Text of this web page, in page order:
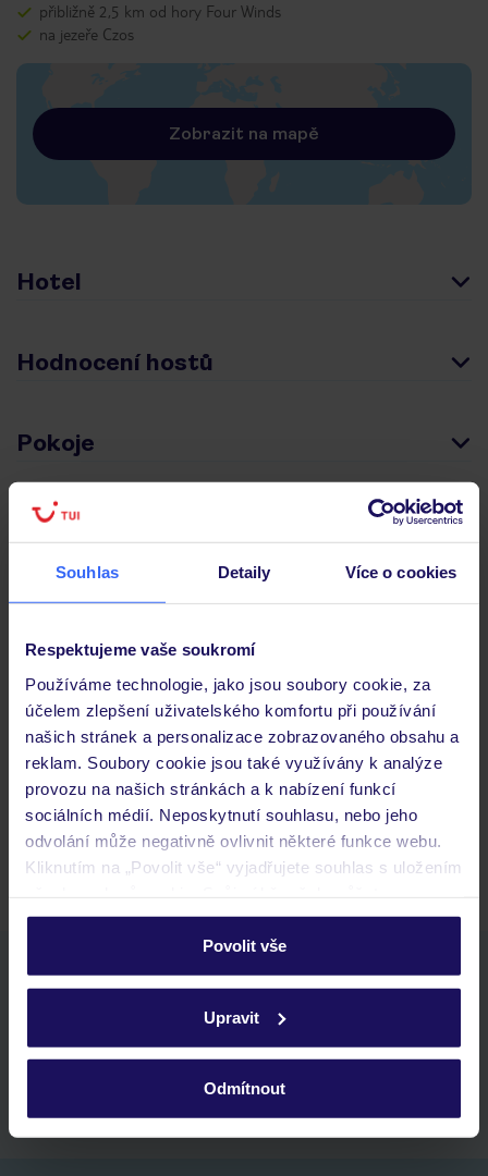
Souhlas Detaily Více o cookies
Respektujeme vaše soukromí
Používáme technologie, jako jsou soubory cookie, za
účelem zlepšení uživatelského komfortu při používání
našich stránek a personalizace zobrazovaného obsahu a
reklam. Soubory cookie jsou také využívány k analýze
provozu na našich stránkách a k nabízení funkcí
sociálních médií. Neposkytnutí souhlasu, nebo jeho
odvolání může negativně ovlivnit některé funkce webu.
Kliknutím na „Povolit vše“ vyjadřujete souhlas s uložením
personalizovat v sekci „Personalizace“.
Podrobné informace o souborech cookie naleznete v
ochrany osobních údajů.
Povolit vše
Upravit
Odmítnout
přibližně 2,5 km od hory Four Winds
na jezeře Czos
Zobrazit na mapě
Hotel
Hodnocení hostů
Pokoje
Stravování
Důležité informace
Často kladené otázky
Jaké doklady jsou potřebné při cestování?
Budeme ubytováni ihned po příjezdu do hotelu?
Kam jít po přistání a vyzvednutí zavazadel?
Zobrazit další
seznam oblíbených nabídek a možnost jejich sdílení
historie vyhledávání a naposledy zobrazené nabídky